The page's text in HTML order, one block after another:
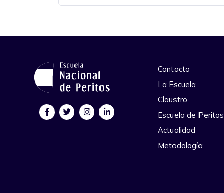
Contacto
La Escuela
Claustro
Escuela de Peritos
Actualidad
Metodología